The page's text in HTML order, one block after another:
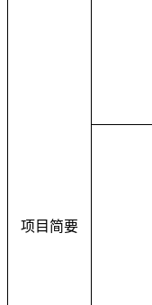
项目简要